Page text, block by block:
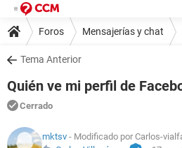
Foros Mensajerías y chat
Tema Anterior
Quién ve mi perfil de
Cerrado
mktsv - Modificado por Carlos-